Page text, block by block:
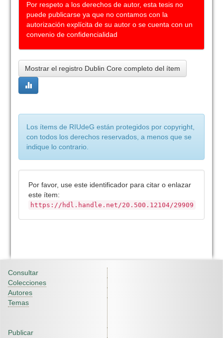
Por respeto a los derechos de autor, esta tesis no
puede publicarse ya que no contamos con la
autorización explícita de su autor o se cuenta con un
convenio de confidencialidad
Mostrar el registro Dublin Core completo del ítem
Los ítems de RIUdeG están protegidos por copyright,
con todos los derechos reservados, a menos que se
indique lo contrario.
Por favor, use este identificador para citar o enlazar
este ítem:
https://hdl.handle.net/20.500.12104/29909
Consultar
Colecciones
Autores
Temas
Publicar